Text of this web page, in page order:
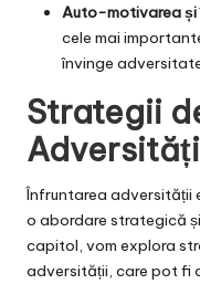
Auto-motivarea și
cele mai
învinge
Strategii
Înfruntarea adversității
o abordare strategică
capitol, vom explora
adversității, care pot fi